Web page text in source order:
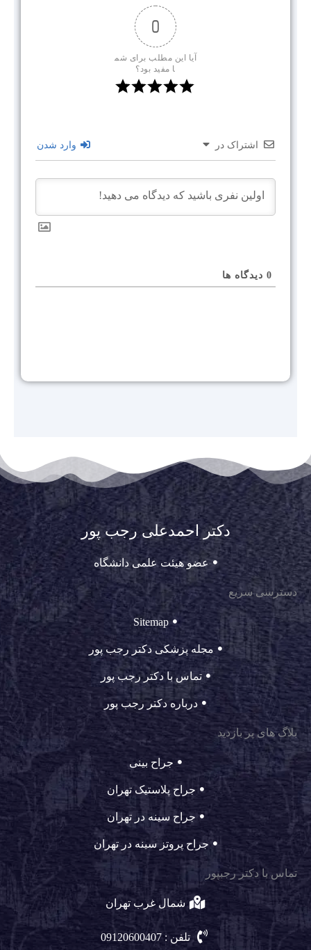
0
آیا این مطلب برای شم
ا مفید بود؟
اشتراک در وارد شدن
0 دیدگاه ها
دکتر احمدعلی رجب پور
عضو هیئت علمی دانشگاه
دسترسی سریع
Sitemap
مجله پزشکی دکتر رجب پور
تماس با دکتر رجب پور
درباره دکتر رجب پور
بلاگ های پر بازدید
جراح بینی
جراح پلاستیک تهران
جراح سینه در تهران
جراح پروتز سینه در تهران
تماس با دکتر رجبپور
شمال غرب تهران
تلفن : 09120600407